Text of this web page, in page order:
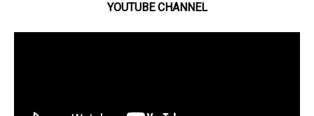
YOUTUBE CHANNEL